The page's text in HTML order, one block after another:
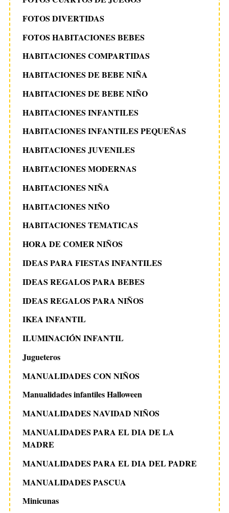
FOTOS DIVERTIDAS
FOTOS HABITACIONES BEBES
HABITACIONES COMPARTIDAS
HABITACIONES DE BEBE NIÑA
HABITACIONES DE BEBE NIÑO
HABITACIONES INFANTILES
HABITACIONES INFANTILES PEQUEÑAS
HABITACIONES JUVENILES
HABITACIONES MODERNAS
HABITACIONES NIÑA
HABITACIONES NIÑO
HABITACIONES TEMATICAS
HORA DE COMER NIÑOS
IDEAS PARA FIESTAS INFANTILES
IDEAS REGALOS PARA BEBES
IDEAS REGALOS PARA NIÑOS
IKEA INFANTIL
ILUMINACIÓN INFANTIL
Jugueteros
MANUALIDADES CON NIÑOS
Manualidades infantiles Halloween
MANUALIDADES NAVIDAD NIÑOS
MANUALIDADES PARA EL DIA DE LA
MADRE
MANUALIDADES PARA EL DIA DEL PADRE
MANUALIDADES PASCUA
Minicunas